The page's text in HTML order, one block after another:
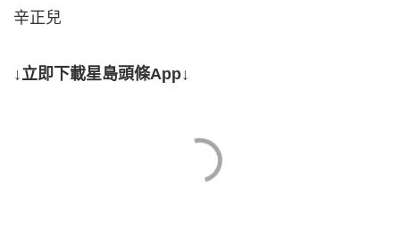
辛正兒
↓立即下載星島頭條App↓